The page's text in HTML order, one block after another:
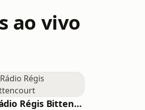
ao vivo
Rádio Régis Bittencourt